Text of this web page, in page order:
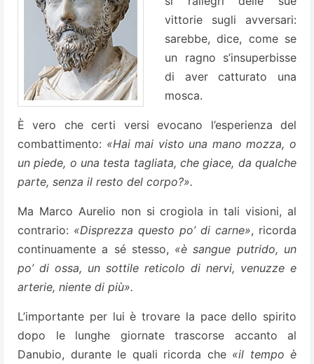
vittorie sugli avversari:
sarebbe, dice, come se
un ragno s’insuperbisse
di aver catturato una
mosca.
È vero che certi versi evocano l’esperienza del
combattimento: «Hai mai visto una mano mozza, o
un piede, o una testa tagliata, che giace, da qualche
parte, senza il resto del corpo?».
Ma Marco Aurelio non si crogiola in tali visioni, al
contrario: «Disprezza questo po’ di carne», ricorda
continuamente a sé stesso, «è sangue putrido, un
po’ di ossa, un sottile reticolo di nervi, venuzze e
arterie, niente di più».
L’importante per lui è trovare la pace dello spirito
dopo le lunghe giornate trascorse accanto al
Danubio, durante le quali ricorda che «il tempo è